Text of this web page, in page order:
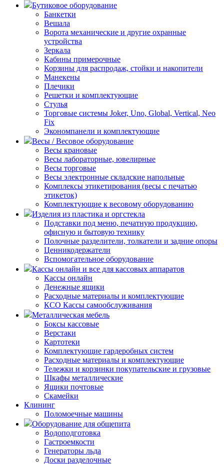
Бутиковое оборудование
Банкетки
Вешала
Ворота механические и другие охранные
устройства
Зеркала
Кабины примерочные
Корзины для распродаж, стойки и накопители
Манекены
Плечики
Решетки и комплектующие
Стулья
Торговые системы Joker, Uno, Global, Vertical, Neo
Fix
Экономпанели и комплектующие
Весы / Весовое оборудование
Весы крановые
Весы лабораторные, ювелирные
Весы торговые
Весы электронные складские напольные
Комплексы этикетирования (весы с печатью
этикеток)
Комплектующие к весовому оборудованию
Изделия из пластика и оргстекла
Подставки под меню, печатную продукцию,
офисную и бытовую технику
Полочные разделители, толкатели и задние опоры
Ценникодержатели
Вспомогательное оборудование
Кассы онлайн и все для кассовых аппаратов
Кассы онлайн
Денежные ящики
Расходные материалы и комплектующие
КСО Кассы самообслуживания
Металлическая мебель
Боксы кассовые
Верстаки
Картотеки
Комплектующие гардеробных систем
Расходные материалы и комплектующие
Тележки и корзинки покупательские и грузовые
Шкафы металлические
Ящики почтовые
Скамейки
Клининг
Поломоечные машины
Оборудование для общепита
Водоподготовка
Гастроемкости
Генераторы льда
Доски разделочные